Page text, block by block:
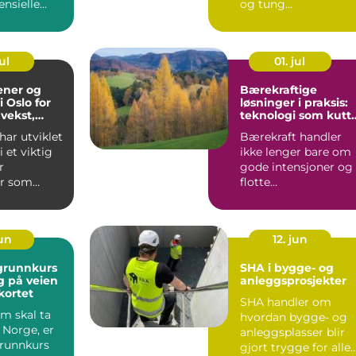
og tung
både ubehag, frykt ...
og
Oslo for
utviklet
et viktig
som
01. jul
Bærekraftige
løsninger i praksis:
teknologi som
nye muligheter
Bærekraft handler
ikke lenger bare om
gode intensjoner og
flotte
Mange bedrifter...
på veien
skal ta
er
12. jun
SHA i bygge- og
anleggsprosjekter
SHA handler om
hvordan bygge- og
anleggsplasser blir
gjort trygge for alle